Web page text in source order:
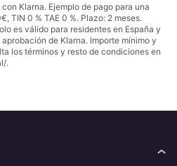
Klarna. Ejemplo de pago para una
TIN 0 % TAE 0 %. Plazo: 2 meses.
es válido para residentes en España y
de Klarna. Importe mínimo y
los términos y resto de condiciones en
.